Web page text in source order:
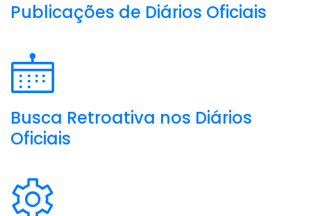
Publicações de Diários Oficiais
Busca Retroativa nos Diários
Oficiais